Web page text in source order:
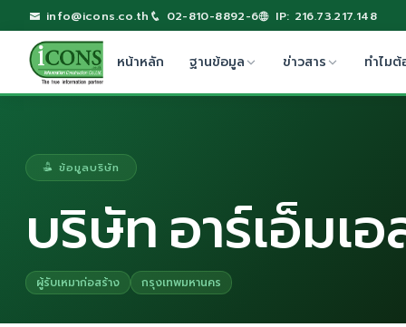
info@icons.co.th 02-810-8892-6 IP: 216.73.217.148
หน้าหลัก ฐานข้อมูล ข่าวสาร ทำไมต้
ข้อมูลบริษัท
บริษัท อาร์เอ็มเ
ผู้รับเหมาก่อสร้าง กรุงเทพมหานคร